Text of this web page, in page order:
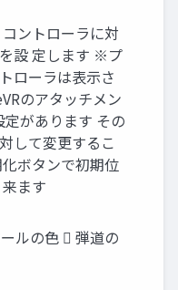
ントローラに対
設 定します ※プ
ローラは表示さ
のアタッチメン
定があります その
して変更するこ
ボタンで初期位
ます
ルの色  弾道の